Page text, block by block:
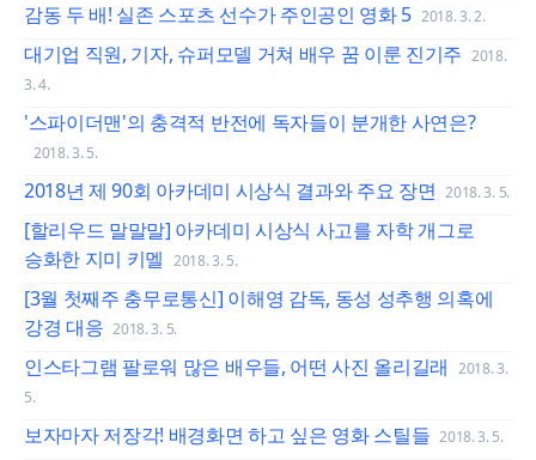
감동 두 배! 실존 스포츠 선수가 주인공인 영화 5 2018. 3. 2.
대기업 직원, 기자, 슈퍼모델 거쳐 배우 꿈 이룬 진기주 2018.
3. 4.
'스파이더맨'의 충격적 반전에 독자들이 분개한 사연은?
2018. 3. 5.
2018년 제 90회 아카데미 시상식 결과와 주요 장면 2018. 3. 5.
[할리우드 말말말] 아카데미 시상식 사고를 자학 개그로
승화한 지미 키멜 2018. 3. 5.
[3월 첫째주 충무로통신] 이해영 감독, 동성 성추행 의혹에
강경 대응 2018. 3. 5.
인스타그램 팔로워 많은 배우들, 어떤 사진 올리길래 2018. 3.
5.
보자마자 저장각! 배경화면 하고 싶은 영화 스틸들 2018. 3. 5.